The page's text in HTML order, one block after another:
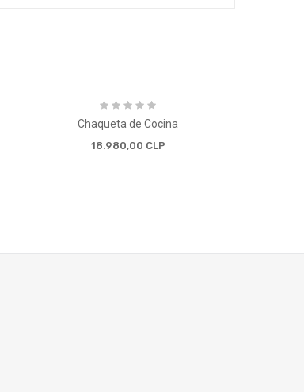
Chaqueta de Cocina
18.980,00 CLP